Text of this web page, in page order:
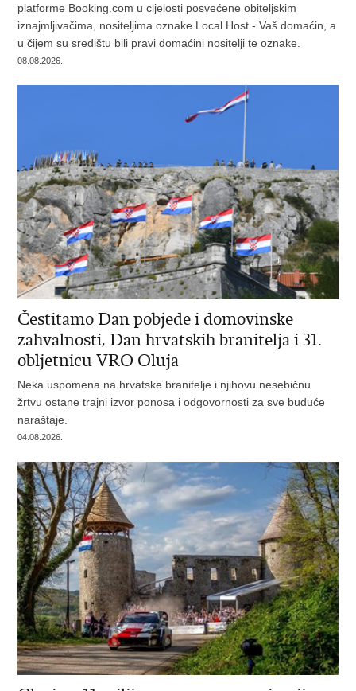
platforme Booking.com u cijelosti posvećene obiteljskim
iznajmljivačima, nositeljima oznake Local Host - Vaš domaćin, a
u čijem su središtu bili pravi domaćini nositelji te oznake.
08.08.2026.
Čestitamo Dan pobjede i domovinske
zahvalnosti, Dan hrvatskih branitelja i 31.
obljetnicu VRO Oluja
Neka uspomena na hrvatske branitelje i njihovu nesebičnu
žrtvu ostane trajni izvor ponosa i odgovornosti za sve buduće
naraštaje.
04.08.2026.